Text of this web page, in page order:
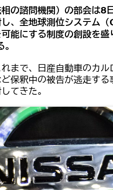
の諮問機関）の部会は8
、全地球測位システム（
能にする制度の創設を
まで、日産自動車のカ
保釈中の被告が逃走す
てきた。